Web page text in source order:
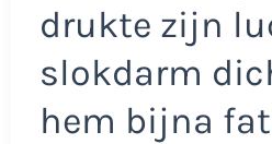
drukte zijn
slokdarm
hem bijna